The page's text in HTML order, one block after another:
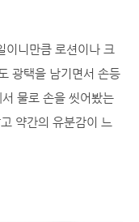
니만큼 로션이나 크
광택을 남기면서 손등
물로 손을 씻어봤는
약간의 유분감이 느